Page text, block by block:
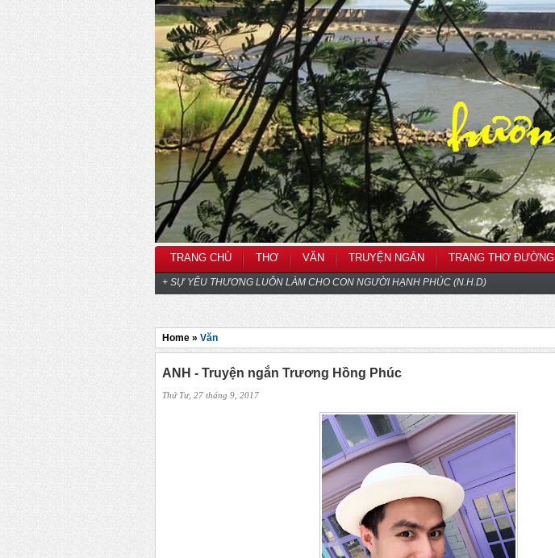
TRANG CHỦ THƠ VĂN TRUYỆN NGẮN TRANG THƠ ĐƯỜNG
+ SỰ YÊU THƯƠNG LUÔN LÀM CHO CON NGƯỜI HẠNH PHÚC (N.H.D)
Home » Văn
ANH - Truyện ngắn Trương Hồng Phúc
Thứ Tư, 27 tháng 9, 2017